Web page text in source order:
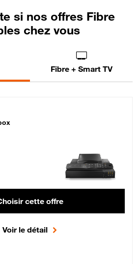
si nos offres Fibre
chez vous
Fibre + Smart TV
Livebox Lite Fibre
cette offre
Voir le détail